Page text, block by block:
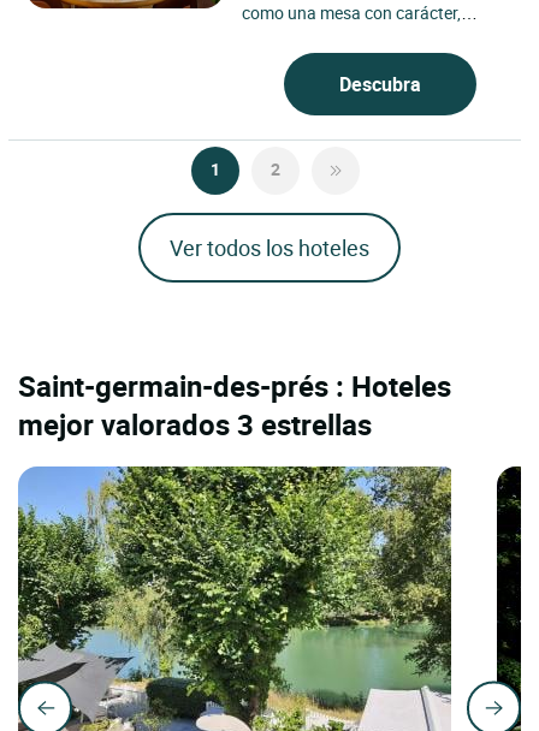
como una mesa con carácter,
el corazón del distrito...
Descubra
1 2
Ver todos los hoteles
Saint-germain-des-prés : Hoteles
mejor valorados 3 estrellas